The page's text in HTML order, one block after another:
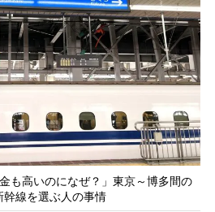
も高いのになぜ？」東京～博多間の
線を選ぶ人の事情